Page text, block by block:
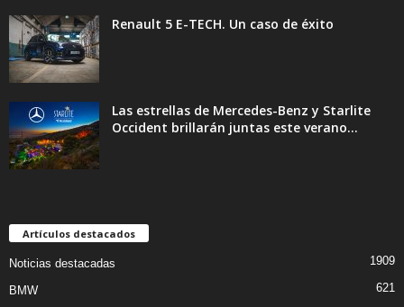
Renault 5 E-TECH. Un caso de éxito
Las estrellas de Mercedes-Benz y Starlite
Occident brillarán juntas este verano...
Artículos destacados
Noticias destacadas 1909
BMW 621